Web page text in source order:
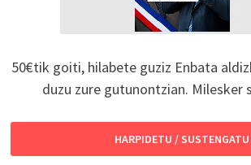
50€tik goiti, hilabete guziz Enbata
duzu zure gutunontzian. Milesker
HARPIDETU / SUSTENGATU